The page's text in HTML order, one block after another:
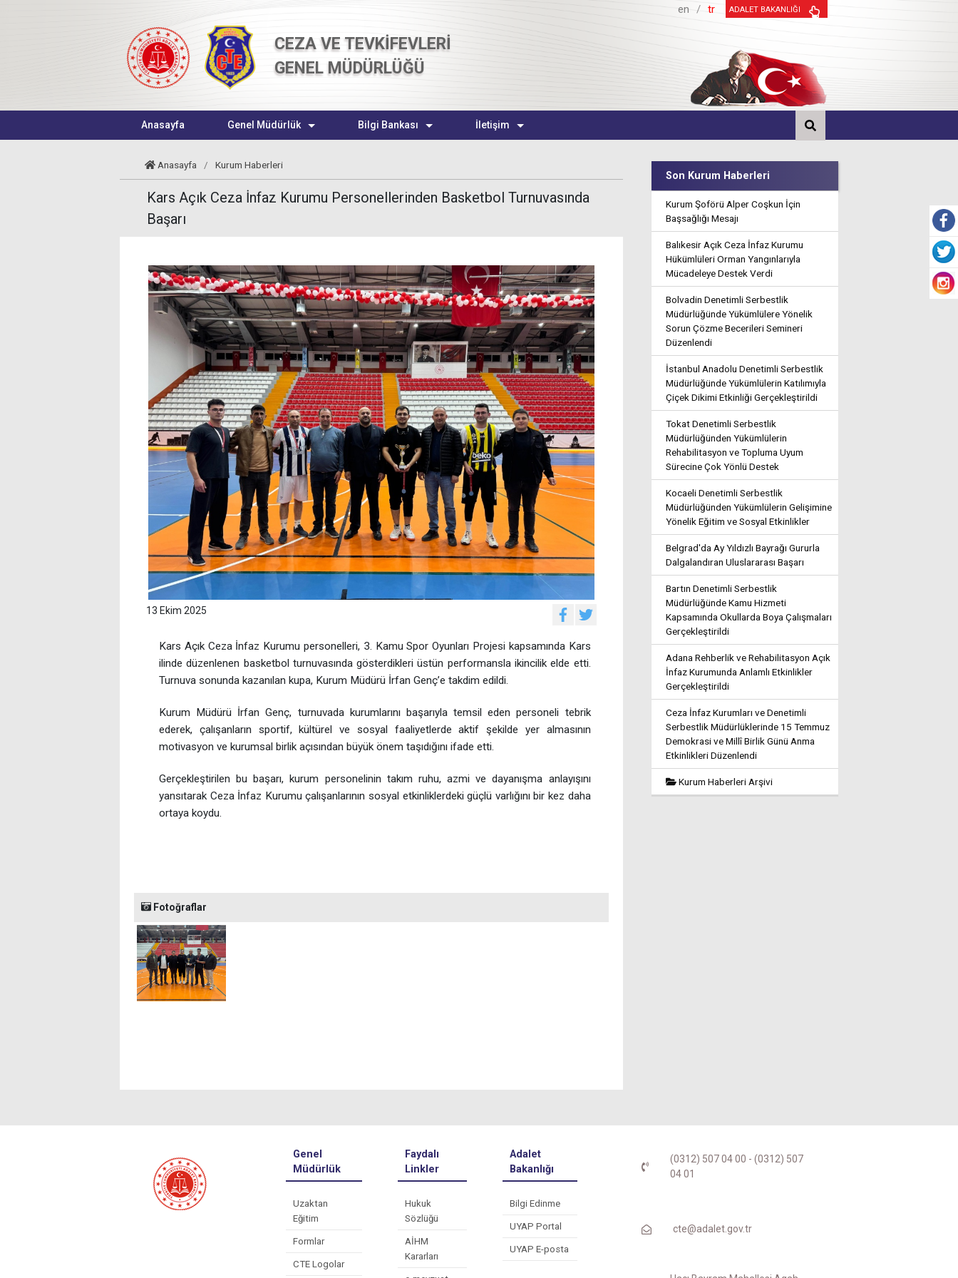
CEZA VE TEVKİFEVLERİ
GENEL MÜDÜRLÜĞÜ
en / tr ADALET BAKANLIĞI
Anasayfa Genel Müdürlük Bilgi Bankası İletişim
Anasayfa / Kurum Haberleri
Kars Açık Ceza İnfaz Kurumu Personellerinden Basketbol Turnuvasında
Başarı
13 Ekim 2025
Kars Açık Ceza İnfaz Kurumu personelleri, 3. Kamu Spor Oyunları Projesi kapsamında Kars
ilinde düzenlenen basketbol turnuvasında gösterdikleri üstün performansla ikincilik elde etti.
Turnuva sonunda kazanılan kupa, Kurum Müdürü İrfan Genç’e takdim edildi.
Kurum Müdürü İrfan Genç, turnuvada kurumlarını başarıyla temsil eden personeli tebrik
ederek, çalışanların sportif, kültürel ve sosyal faaliyetlerde aktif şekilde yer almasının
motivasyon ve kurumsal birlik açısından büyük önem taşıdığını ifade etti.
Gerçekleştirilen bu başarı, kurum personelinin takım ruhu, azmi ve dayanışma anlayışını
yansıtarak Ceza İnfaz Kurumu çalışanlarının sosyal etkinliklerdeki güçlü varlığını bir kez daha
ortaya koydu.
Fotoğraflar
Son Kurum Haberleri
Kurum Şoförü Alper Coşkun İçin
Başsağlığı Mesajı
Balıkesir Açık Ceza İnfaz Kurumu
Hükümlüleri Orman Yangınlarıyla
Mücadeleye Destek Verdi
Bolvadin Denetimli Serbestlik
Müdürlüğünde Yükümlülere Yönelik
Sorun Çözme Becerileri Semineri
Düzenlendi
İstanbul Anadolu Denetimli Serbestlik
Müdürlüğünde Yükümlülerin Katılımıyla
Çiçek Dikimi Etkinliği Gerçekleştirildi
Tokat Denetimli Serbestlik
Müdürlüğünden Yükümlülerin
Rehabilitasyon ve Topluma Uyum
Sürecine Çok Yönlü Destek
Kocaeli Denetimli Serbestlik
Müdürlüğünden Yükümlülerin Gelişimine
Yönelik Eğitim ve Sosyal Etkinlikler
Belgrad'da Ay Yıldızlı Bayrağı Gururla
Dalgalandıran Uluslararası Başarı
Bartın Denetimli Serbestlik
Müdürlüğünde Kamu Hizmeti
Kapsamında Okullarda Boya Çalışmaları
Gerçekleştirildi
Adana Rehberlik ve Rehabilitasyon Açık
İnfaz Kurumunda Anlamlı Etkinlikler
Gerçekleştirildi
Ceza İnfaz Kurumları ve Denetimli
Serbestlik Müdürlüklerinde 15 Temmuz
Demokrasi ve Millî Birlik Günü Anma
Etkinlikleri Düzenlendi
Kurum Haberleri Arşivi
Genel
Müdürlük
Uzaktan
Eğitim
Formlar
CTE Logolar
Faydalı
Linkler
Hukuk
Sözlüğü
AİHM
Kararları
Adalet
Bakanlığı
Bilgi Edinme
UYAP Portal
UYAP E-posta
(0312) 507 04 00 - (0312) 507
04 01
cte@adalet.gov.tr